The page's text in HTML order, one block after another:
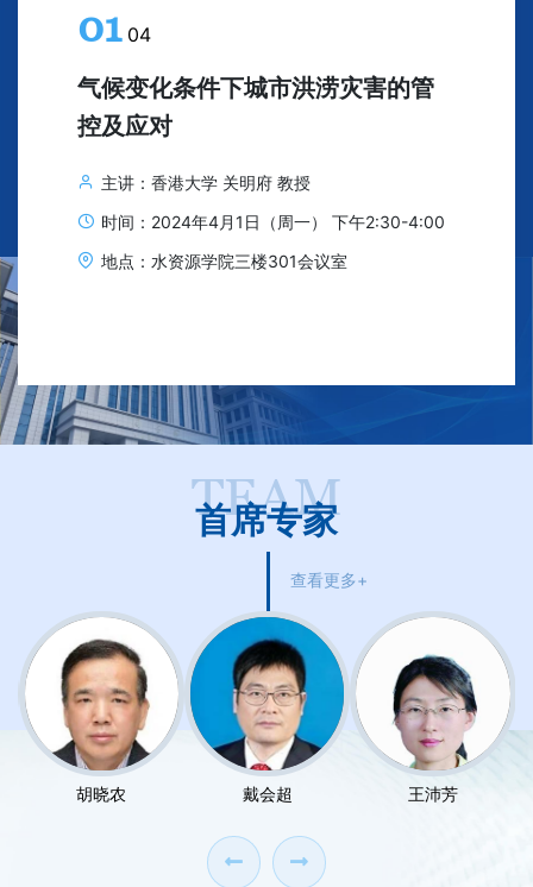
01 04
气候变化条件下城市洪涝灾害的管
控及应对
主讲：香港大学 关明府 教授
时间：2024年4月1日（周一） 下午2:30-4:00
地点：水资源学院三楼301会议室
TEAM
首席专家
查看更多+
戴会超 王沛芳 Hojeong Kang
‹ ›